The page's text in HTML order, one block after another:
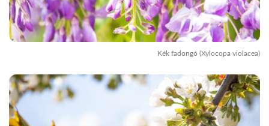
Kék fadongó (Xylocopa violacea)